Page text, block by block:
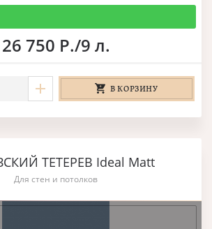
26 750 Р./9 л.
В КОРЗИНУ
ТЕТЕРЕВ Ideal Matt
Для стен и потолков